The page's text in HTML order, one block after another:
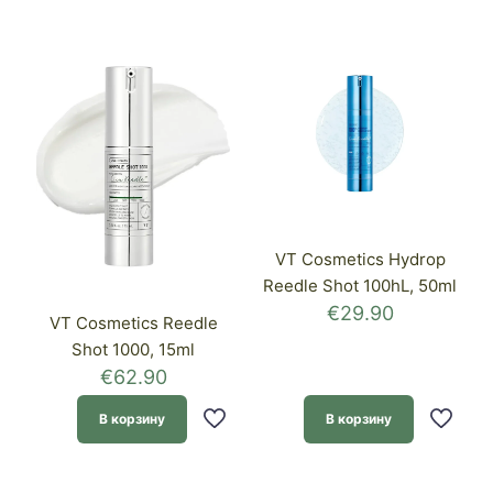
VT Cosmetics Reedle
Shot 1000, 15ml
€62.90
В корзину
VT Cosmetics Hydrop
Reedle Shot 100hL, 50ml
€29.90
В корзину